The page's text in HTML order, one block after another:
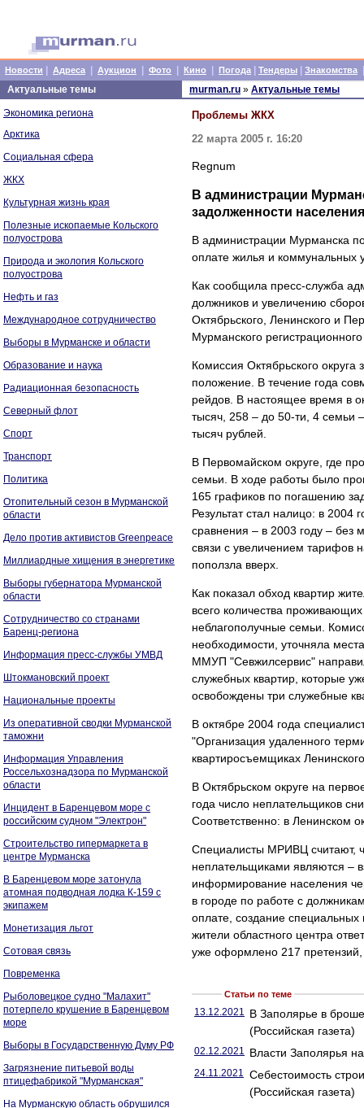
Новости Адреса Аукцион Фото Кино Погода Тендеры Знакомства
Актуальные темы
Экономика региона
Арктика
Социальная сфера
ЖКХ
Культурная жизнь края
Полезные ископаемые Кольского
полуострова
Природа и экология Кольского
полуострова
Нефть и газ
Международное сотрудничество
Выборы в Мурманске и области
Образование и наука
Радиационная безопасность
Северный флот
Спорт
Транспорт
Политика
Отопительный сезон в Мурманской
области
Дело против активистов Greenpeace
Миллиардные хищения в энергетике
Выборы губернатора Мурманской
области
Сотрудничество со странами
Баренц-региона
Информация пресс-службы УМВД
Штокмановский проект
Национальные проекты
Из оперативной сводки Мурманской
таможни
Информация Управления
Россельхознадзора по Мурманской
области
Инцидент в Баренцевом море с
российским судном "Электрон"
Строительство гипермаркета в
центре Мурманска
В Баренцевом море затонула
атомная подводная лодка К-159 с
экипажем
Монетизация льгот
Сотовая связь
Повременка
Рыболовецкое судно "Малахит"
потерпело крушение в Баренцевом
море
Выборы в Государственную Думу РФ
Загрязнение питьевой воды
птицефабрикой "Мурманская"
На Мурманскую область обрушился
murman.ru » Актуальные темы
Проблемы ЖКХ
22 марта 2005 г. 16:20
Regnum
В администрации
задолженности
В администрации Мурманска
оплате жилья и коммунальных
Как сообщила пресс-служба
должников и увеличению
Октябрьского, Ленинского и
Мурманского
Комиссия Октябрьского
положение. В течение года
рейдов. В настоящее время в
тысяч, 258 – до 50-ти, 4 семьи
тысяч рублей.
В Первомайском округе, где
семьи. В ходе работы было
165 графиков по погашению
Результат стал налицо: в 2004
сравнения – в 2003 году – без
связи с увеличением тарифов
поползла вверх.
Как показал обход квартир
всего количества
неблагополучные семьи.
необходимости, уточняла
ММУП "Севжилсервис"
служебных квартир, которые
освобождены три служебные
В октябре 2004 года
"Организация удаленного
квартиросъемщиках
В Октябрьском округе на
года число неплательщиков
Соответственно: в Ленинском
Специалисты МРИВЦ считают,
неплательщиками являются –
информирование населения
в городе по работе с
оплате, создание
жители областного центра
уже оформлено 217
Статьи по теме
13.12.2021 В Заполярье в
(Российская газета)
02.12.2021 Власти Заполярья
24.11.2021 Себестоимость
(Российская газета)